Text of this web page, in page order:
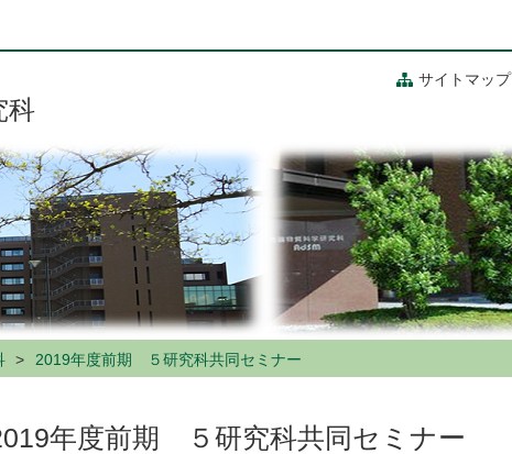
サイトマップ
科
2019年度前期 ５研究科共同セミナー
年度前期 ５研究科共同セミナー